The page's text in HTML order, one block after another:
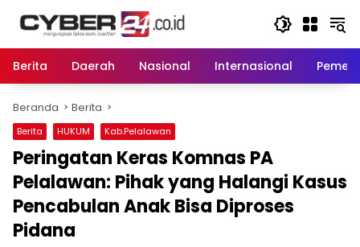
Berita
Daerah Nasional Internasional
Beranda Berita
Berita HUKUM Kab.Pelalawan
Peringatan Keras Komnas PA
Pelalawan: Pihak yang Halangi Kasus
Pencabulan Anak Bisa Diproses
Pidana